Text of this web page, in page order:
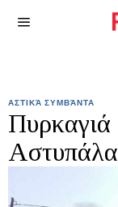
ΑΣΤΙΚΆ ΣΥΜΒΆΝΤΑ